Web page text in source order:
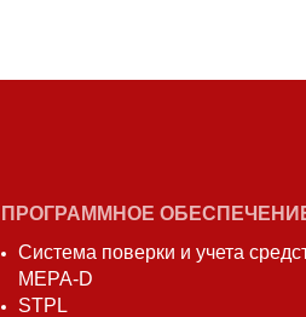
ПРОГРАММНОЕ
Система поверки и учета
МЕРА-D
STPL